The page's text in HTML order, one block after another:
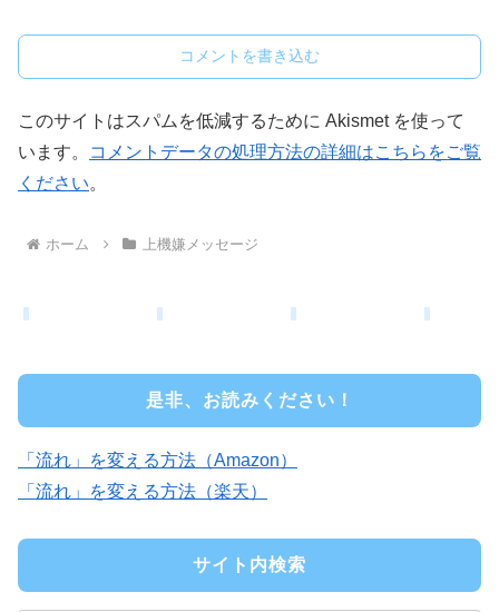
コメントを書き込む
このサイトはスパムを低減するために Akismet を使って
います。
コメントデータの処理方法の詳細はこちらをご覧
ください。
ホーム 上機嫌メッセージ
是非、お読みください！
「流れ」を変える方法（Amazon）
「流れ」を変える方法（楽天）
サイト内検索